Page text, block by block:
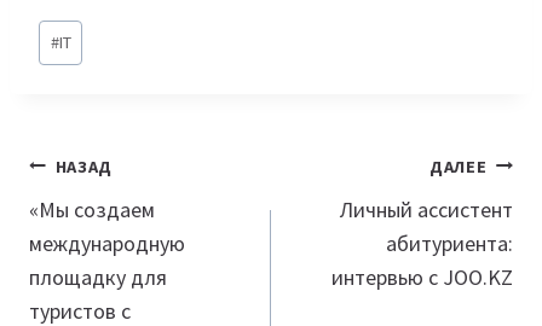
Метки
записи:
#IT
Навигация
по
записям
НАЗАД
«Мы создаем
международную
площадку для
туристов с
ДАЛЕЕ
Личный ассистент
абитуриента:
интервью с JOO.KZ